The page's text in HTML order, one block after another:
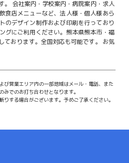
会社案内・学校案内・病院案内・求人
食店メニューなど、法人様・個人様あら
のデザイン制作および印刷を行っており
グにご利用ください。 熊本県熊本市・福
ております。全国対応も可能です。
お気
営業エリア内の一部地域はメール・電話、また
でのお打ち合わせとなります。
する場合がございます。予めご了承ください。